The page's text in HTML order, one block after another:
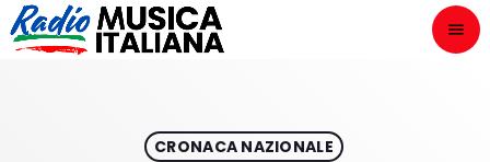
menu
CRONACA NAZIONALE